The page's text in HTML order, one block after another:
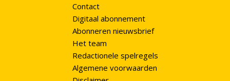
Contact
Digitaal abonnement
Abonneren nieuwsbrief
Het team
Redactionele spelregels
Algemene voorwaarden